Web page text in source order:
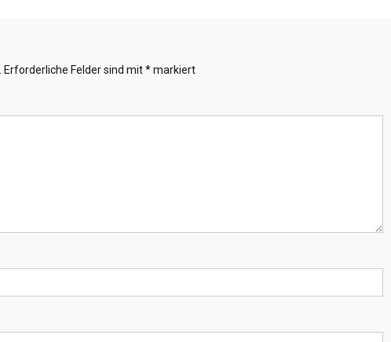
Erforderliche Felder sind mit*markiert